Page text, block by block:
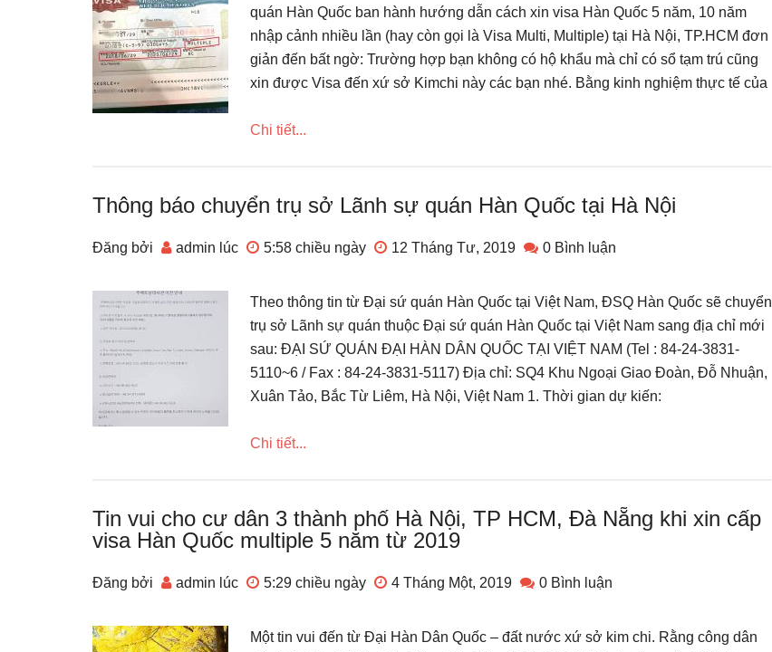
quán Hàn Quốc ban hành hướng dẫn cách xin visa Hàn Quốc 5 năm, 10 năm
nhập cảnh nhiều lần (hay còn gọi là Visa Multi, Multiple) tại Hà Nội, TP.HCM đơn
giản đến bất ngờ: Trường hợp bạn không có hộ khẩu mà chỉ có sổ tạm trú cũng
xin được Visa đến xứ sở Kimchi này các bạn nhé. Bằng kinh nghiệm thực tế của
Chi tiết...
Thông báo chuyển trụ sở Lãnh sự quán Hàn Quốc tại Hà Nội
Đăng bởi admin lúc 5:58 chiều ngày 12 Tháng Tư, 2019 0 Bình luận
Theo thông tin từ Đại sứ quán Hàn Quốc tại Việt Nam, ĐSQ Hàn Quốc sẽ chuyển
trụ sở Lãnh sự quán thuộc Đại sứ quán Hàn Quốc tại Việt Nam sang địa chỉ mới
sau: ĐẠI SỨ QUÁN ĐẠI HÀN DÂN QUỐC TẠI VIỆT NAM (Tel : 84-24-3831-
5110~6 / Fax : 84-24-3831-5117) Địa chỉ: SQ4 Khu Ngoại Giao Đoàn, Đỗ Nhuận,
Xuân Tảo, Bắc Từ Liêm, Hà Nội, Việt Nam 1. Thời gian dự kiến:
Chi tiết...
Tin vui cho cư dân 3 thành phố Hà Nội, TP HCM, Đà Nẵng khi xin cấp
visa Hàn Quốc multiple 5 năm từ 2019
Đăng bởi admin lúc 5:29 chiều ngày 4 Tháng Một, 2019 0 Bình luận
Một tin vui đến từ Đại Hàn Dân Quốc – đất nước xứ sở kim chi. Rằng công dân